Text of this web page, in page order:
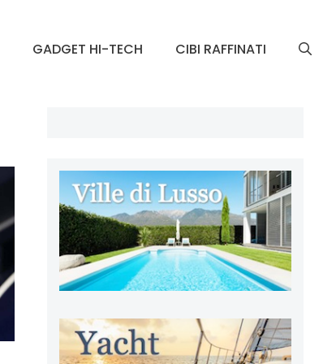
GADGET HI-TECH CIBI RAFFINATI